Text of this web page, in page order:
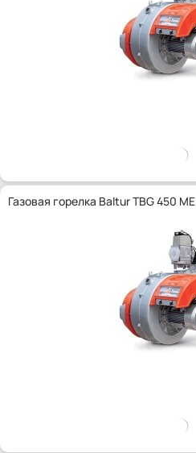
Газовая горелка Baltur TBG 450 ME